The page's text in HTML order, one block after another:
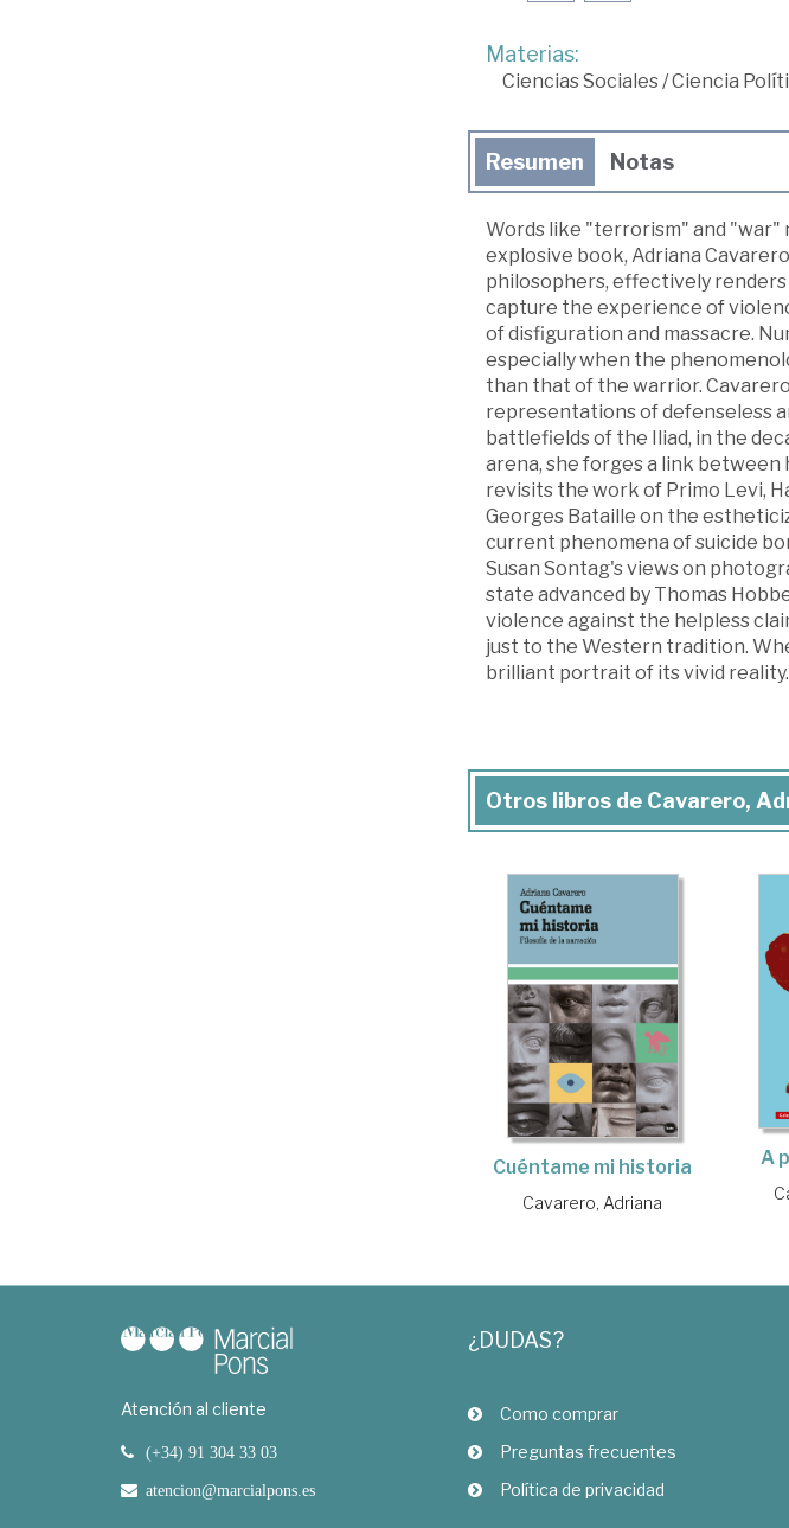
Materias:
Ciencias Sociales/Ciencia
Resumen Notas
Words like "terrorism" and "war"
explosive book, Adriana
philosophers, effectively
capture the experience of
of disfiguration and massacre.
especially when the
than that of the warrior.
representations of defenseless
battlefields of the Iliad, in the
arena, she forges a link between
revisits the work of Primo Levi,
Georges Bataille on the
current phenomena of suicide
Susan Sontag's views on
state advanced by Thomas
violence against the helpless
just to the Western tradition.
brilliant portrait of its vivid reality.
Otros libros de Cavarero,
Cuéntame mi historia
Cavarero, Adriana
A
Atención al cliente
(+34) 91 304 33 03
atencion@marcialpons.es
¿DUDAS?
Como comprar
Preguntas frecuentes
Política de privacidad